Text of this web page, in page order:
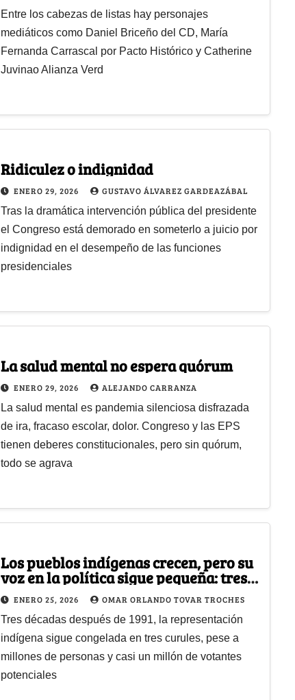
Entre los cabezas de listas hay personajes
mediáticos como Daniel Briceño del CD, María
Fernanda Carrascal por Pacto Histórico y Catherine
Juvinao Alianza Verd
Ridiculez o indignidad
ENERO 29, 2026 GUSTAVO ÁLVAREZ GARDEAZÁBAL
Tras la dramática intervención pública del presidente
el Congreso está demorado en someterlo a juicio por
indignidad en el desempeño de las funciones
presidenciales
La salud mental no espera quórum
ENERO 29, 2026 ALEJANDO CARRANZA
La salud mental es pandemia silenciosa disfrazada
de ira, fracaso escolar, dolor. Congreso y las EPS
tienen deberes constitucionales, pero sin quórum,
todo se agrava
Los pueblos indígenas crecen, pero su
voz en la política sigue pequeña: tres
curules para dos millones de
indígenas
ENERO 25, 2026 OMAR ORLANDO TOVAR TROCHES
Tres décadas después de 1991, la representación
indígena sigue congelada en tres curules, pese a
millones de personas y casi un millón de votantes
potenciales